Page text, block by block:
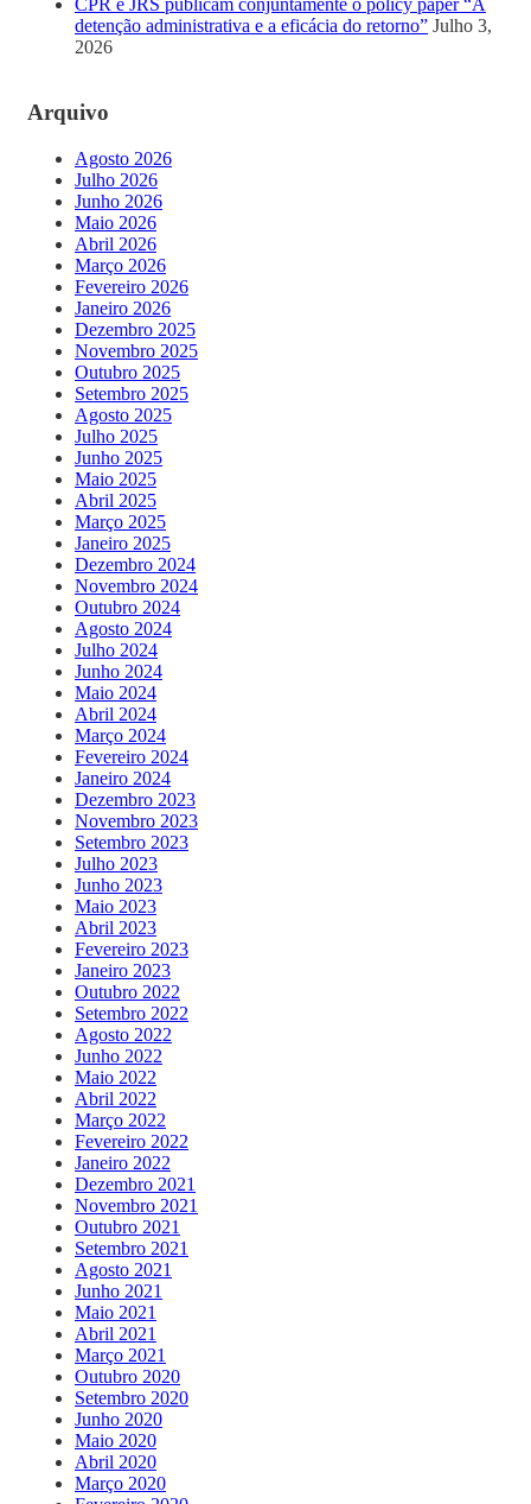
CPR e JRS publicam conjuntamente o policy paper “A
detenção administrativa e a eficácia do retorno” Julho 3,
2026
Arquivo
Agosto 2026
Julho 2026
Junho 2026
Maio 2026
Abril 2026
Março 2026
Fevereiro 2026
Janeiro 2026
Dezembro 2025
Novembro 2025
Outubro 2025
Setembro 2025
Agosto 2025
Julho 2025
Junho 2025
Maio 2025
Abril 2025
Março 2025
Janeiro 2025
Dezembro 2024
Novembro 2024
Outubro 2024
Agosto 2024
Julho 2024
Junho 2024
Maio 2024
Abril 2024
Março 2024
Fevereiro 2024
Janeiro 2024
Dezembro 2023
Novembro 2023
Setembro 2023
Julho 2023
Junho 2023
Maio 2023
Abril 2023
Fevereiro 2023
Janeiro 2023
Outubro 2022
Setembro 2022
Agosto 2022
Junho 2022
Maio 2022
Abril 2022
Março 2022
Fevereiro 2022
Janeiro 2022
Dezembro 2021
Novembro 2021
Outubro 2021
Setembro 2021
Agosto 2021
Junho 2021
Maio 2021
Abril 2021
Março 2021
Outubro 2020
Setembro 2020
Junho 2020
Maio 2020
Abril 2020
Março 2020